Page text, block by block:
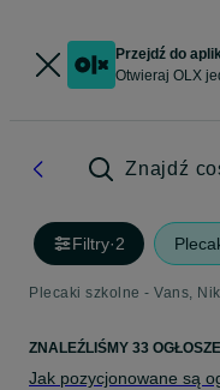
Przejdź do
Otwieraj OLX
Znajdź
Filtry·2
Plecaki szkolne - Vans,
ZNALEŹLIŚMY 33
Jak pozycjonowane są